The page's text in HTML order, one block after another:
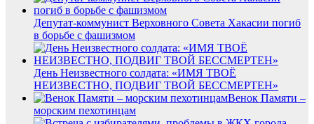
Депутат-коммунист Верховного Совета Хакасии погиб
в борьбе с фашизмом
День Неизвестного солдата: «ИМЯ ТВОЁ
НЕИЗВЕСТНО, ПОДВИГ ТВОЙ БЕССМЕРТЕН»
Венок Памяти –
морским пехотинцам